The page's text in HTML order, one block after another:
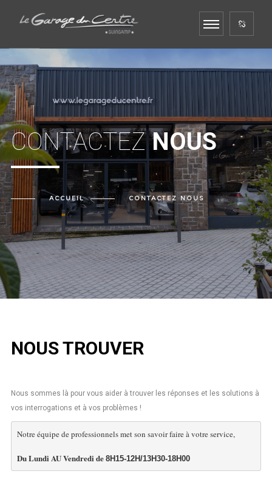
CONTACTEZNOUS
ACCUEIL CONTACTEZ NOUS
NOUS TROUVER
Nous sommes là pour vous aider à trouver les réponses et les solutions à
vos interrogations et à vos problèmes !
Notre équipe de professionnels met son savoir faire à votre service,
Du Lundi AU Vendredi de 8H15-12H/13H30-18H00